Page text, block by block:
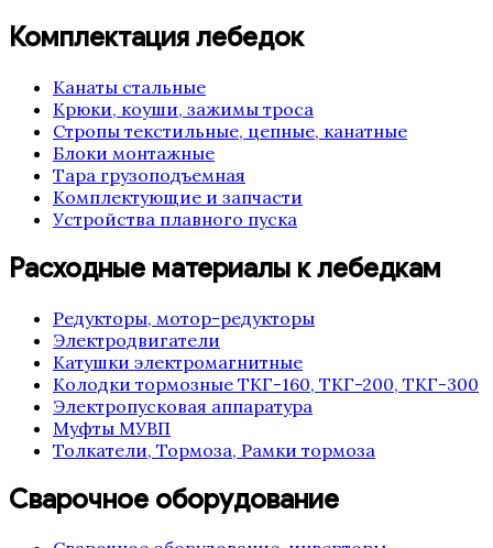
Комплектация лебедок
Канаты стальные
Крюки, коуши, зажимы троса
Стропы текстильные, цепные, канатные
Блоки монтажные
Тара грузоподъемная
Комплектующие и запчасти
Устройства плавного пуска
Расходные материалы к лебедкам
Редукторы, мотор-редукторы
Электродвигатели
Катушки электромагнитные
Колодки тормозные ТКГ-160, ТКГ-200, ТКГ-300
Электропусковая аппаратура
Муфты МУВП
Толкатели, Тормоза, Рамки тормоза
Сварочное оборудование